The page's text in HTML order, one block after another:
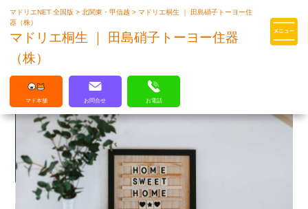
マドリエはLIXILの厳しい基準を
マドリエNET 全国版>北関東・甲信越>マドリエ桐生 ｜ 田島硝子トーヨー住
器（株）
マドリエ桐生 ｜ 田島硝子トーヨー住器
（株）
マド本舗 お問合せ お電話